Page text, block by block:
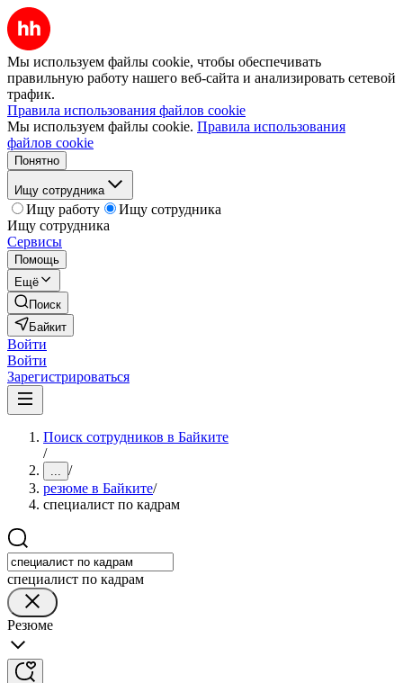
Мы используем файлы cookie, чтобы обеспечивать
правильную работу нашего веб-сайта и анализировать сетевой
трафик.
Правила использования файлов cookie
Мы используем файлы cookie. Правила использования
файлов cookie
Понятно
Ищу сотрудника
Ищу работу
Ищу сотрудника
Ищу сотрудника
Сервисы
Помощь
Ещё
Поиск
Байкит
Войти
Войти
Зарегистрироваться
Поиск сотрудников в Байките
/
... /
резюме в Байките/
специалист по кадрам
специалист по кадрам
Резюме